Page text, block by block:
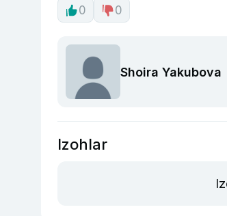
0 0
Shoira Yakubova
Izohlar